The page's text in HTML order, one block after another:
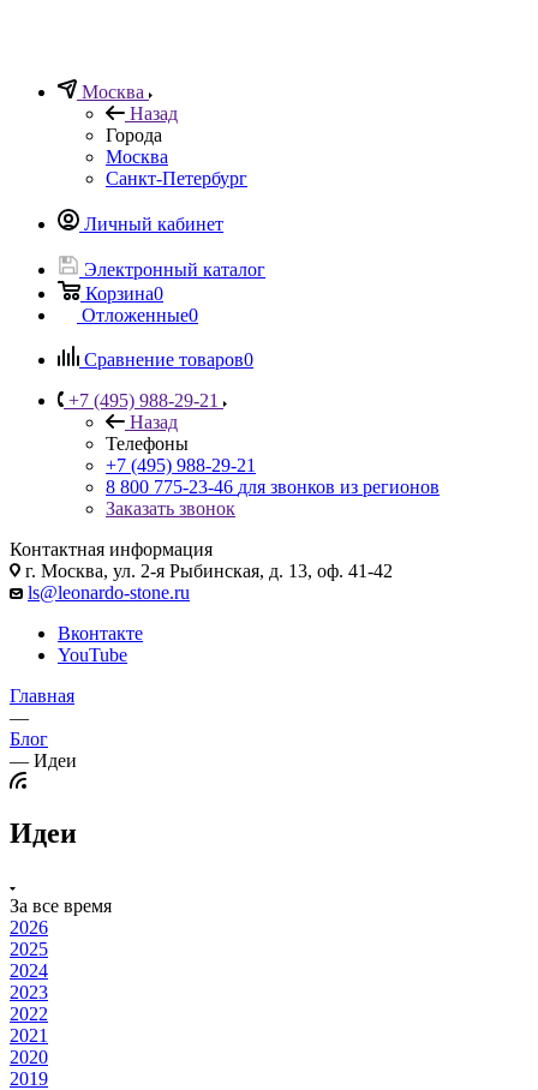
Москва
Назад
Города
Москва
Санкт-Петербург
Личный кабинет
Электронный каталог
Корзина0
Отложенные0
Сравнение товаров0
+7 (495) 988-29-21
Назад
Телефоны
+7 (495) 988-29-21
8 800 775-23-46 для звонков из регионов
Заказать звонок
Контактная информация
г. Москва, ул. 2-я Рыбинская, д. 13, оф. 41-42
ls@leonardo-stone.ru
Вконтакте
YouTube
Главная
—
Блог
— Идеи
Идеи
За все время
2026
2025
2024
2023
2022
2021
2020
2019